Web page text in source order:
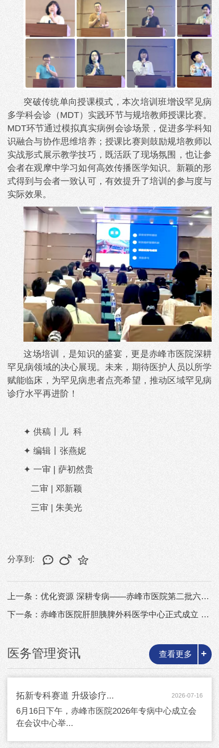
突破传统单向授课模式，本次培训班增设罕见病
多学科会诊（MDT）实践环节与规培教师授课比赛。
MDT环节通过模拟真实病例会诊场景，促进多学科知
识融合与协作思维培养；授课比赛则鼓励规培教师以
实战形式展示教学技巧，既活跃了现场氛围，也让参
会者在观摩中学习如何高效传播医学知识。新颖的形
式得到与会者一致认可，有效提升了培训的参与度与
实际效果。
这场培训，是知识的盛宴，更是赤峰市医院深耕
罕见病领域的决心展现。未来，期待医护人员以所学
赋能临床，为罕见病患者点亮希望，推动区域罕见病
诊疗水平再进阶！
✦ 供稿丨儿 科
✦ 编辑丨张燕妮
✦ 一审 | 萨初然贵
二审 | 邓新颖
三审 | 朱美光
分享到:
上一条：优化资源 深耕专病——赤峰市医院第二批六个专病中心正式成立
下一条：赤峰市医院肝胆胰脾外科医学中心正式成立 开启区域诊疗新篇章
医务管理资讯 查看更多 +
拓新专科赛道 升级诊疗... 2026-07-16
6月16日下午，赤峰市医院2026年专病中心成立会
在会议中心举...